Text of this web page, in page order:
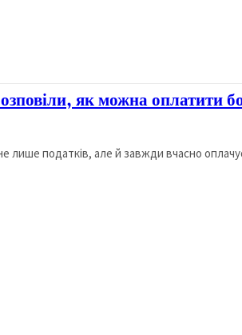
як можна оплатити
лише податків, але й завжди вчасно